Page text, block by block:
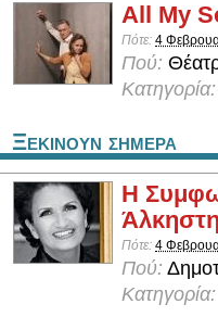
All My
Πότε: 4
Πού:
Κατηγορία:
Ξεκινουν σημερα
Η
Πότε: 4
Πού:
Κατηγορία: